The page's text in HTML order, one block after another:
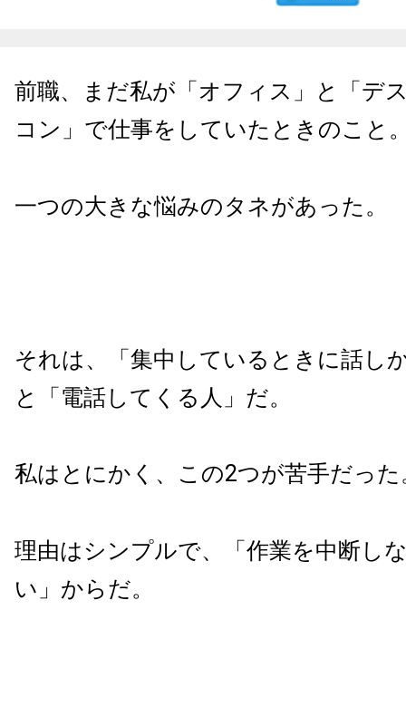
前職、まだ私が「オフィス」と「デ
コン」で仕事をしていたときのこと
一つの大きな悩みのタネがあった。
それは、「集中しているときに話し
と「電話してくる人」だ。
私はとにかく、この2つが苦手だった
理由はシンプルで、「作業を中断し
い」からだ。